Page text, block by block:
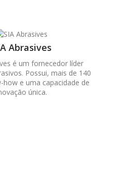
Abrasives
é um fornecedor líder
Possui, mais de 140
how e uma capacidade de
única.